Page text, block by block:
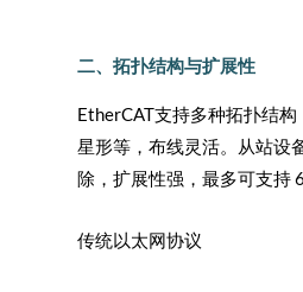
二、拓扑结构与扩展性
EtherCAT支持多种拓扑结构
星形等，布线灵活。从站设
除，扩展性强，最多可支持
传统以太网协议